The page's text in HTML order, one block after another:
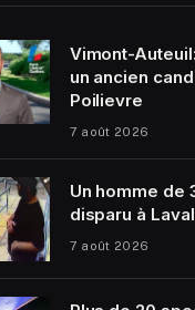
Vimont-
un ancien
Poilievre
7 août 2026
Un homme de
disparu à
7 août 2026